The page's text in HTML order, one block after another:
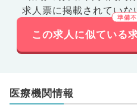
求人票に掲載されていな
この求人に似ている
医療機関情報